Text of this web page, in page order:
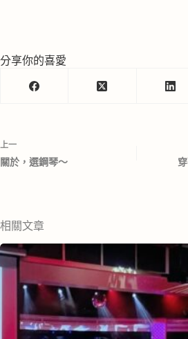
分享你的喜愛
上一
關於，選鋼琴～
相關文章